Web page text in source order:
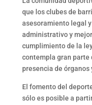
que los clubes de
asesoramiento legal
administrativo y
cumplimiento de la
contempla gran parte
presencia de
El fomento del
sólo es posible a